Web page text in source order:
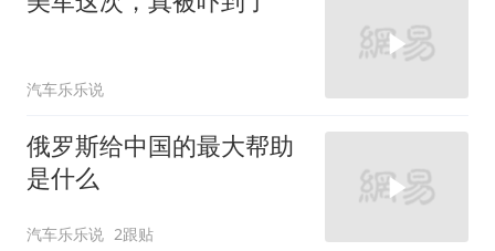
汽车乐乐说
俄罗斯给中国的最大帮助
是什么
汽车乐乐说 2跟贴